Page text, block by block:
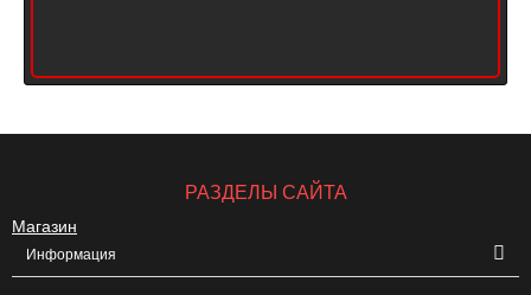
РАЗДЕЛЫ САЙТА
Магазин
Информация